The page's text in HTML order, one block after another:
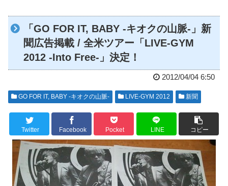
「GO FOR IT, BABY -キオクの山脈-」新
聞広告掲載 / 全米ツアー「LIVE-GYM
2012 -Into Free-」決定！
2012/04/04 6:50
GO FOR IT, BABY -キオクの山脈- LIVE-GYM 2012 新聞
Twitter Facebook Pocket LINE コピー